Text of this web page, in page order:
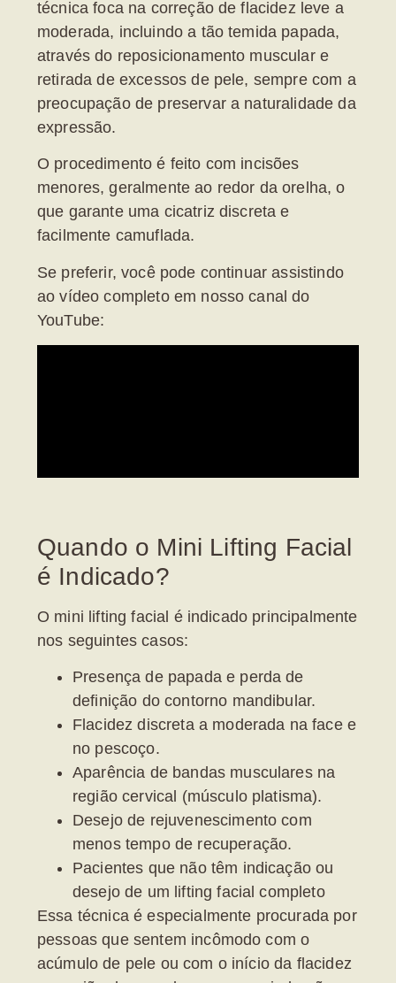
técnica foca na correção deflacidez leve a
moderada, incluindo a tão temida papada,
através do reposicionamento muscular e
retirada de excessos de pele, sempre com a
preocupação de preservar a naturalidade da
expressão.
O procedimento é feito com incisões
menores, geralmente ao redor da orelha, o
que garante uma cicatriz discreta e
facilmente camuflada.
Se preferir, você pode continuar assistindo
ao vídeo completo em nosso canal do
YouTube:
Quando o Mini Lifting Facial
é Indicado?
O mini lifting facial é indicado principalmente
nos seguintes casos:
Presença de papadae perda de
definição do contorno mandibular.
Flacidez discreta a moderada na face e
no pescoço.
Aparência de bandas musculares na
região cervical (músculo platisma).
Desejo de rejuvenescimento com
menos tempo de recuperação.
Pacientes que não têm indicação ou
desejo de um lifting facial completo
Essa técnica é especialmente procurada por
pessoas que sentem incômodo com o
acúmulo de pele ou com o início da flacidez